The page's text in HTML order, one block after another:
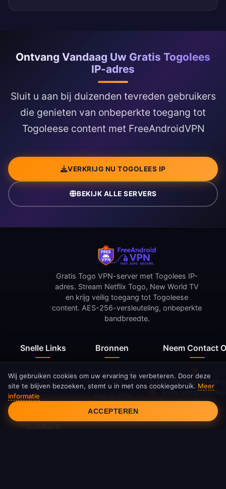
Ontvang Vandaag Uw Gratis Togolees
IP-adres
Sluit u aan bij duizenden tevreden gebruikers
die genieten van onbeperkte toegang tot
Togoleese content met FreeAndroidVPN
VERKRIJG NU TOGOLEES IP
BEKIJK ALLE SERVERS
Snelle Links
Home Blog
Servers
Over OnsContact
Bronnen
Beoordelingen
Wat is Mijn IP
Wijzigingslog
Juridisch
Gratis Togo VPN-server met Togolees IP-
adres. Stream Netflix Togo, New World TV
en krijg veilig toegang tot Togoleese
content. AES-256-versleuteling, onbeperkte
bandbreedte.
Neem Contact
Cookietoestemming
Wij gebruiken cookies om uw ervaring te verbeteren. Door deze
site te blijven bezoeken, stemt u in met ons cookiegebruik. Meer
informatie
ACCEPTEREN